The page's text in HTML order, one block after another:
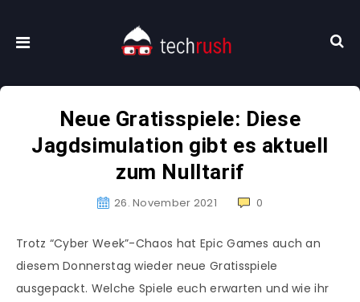
Neue Gratisspiele: Diese
Jagdsimulation gibt es aktuell
zum Nulltarif
26. November 2021 0
Trotz “Cyber Week”-Chaos hat Epic Games auch an
diesem Donnerstag wieder neue Gratisspiele
ausgepackt. Welche Spiele euch erwarten und wie ihr